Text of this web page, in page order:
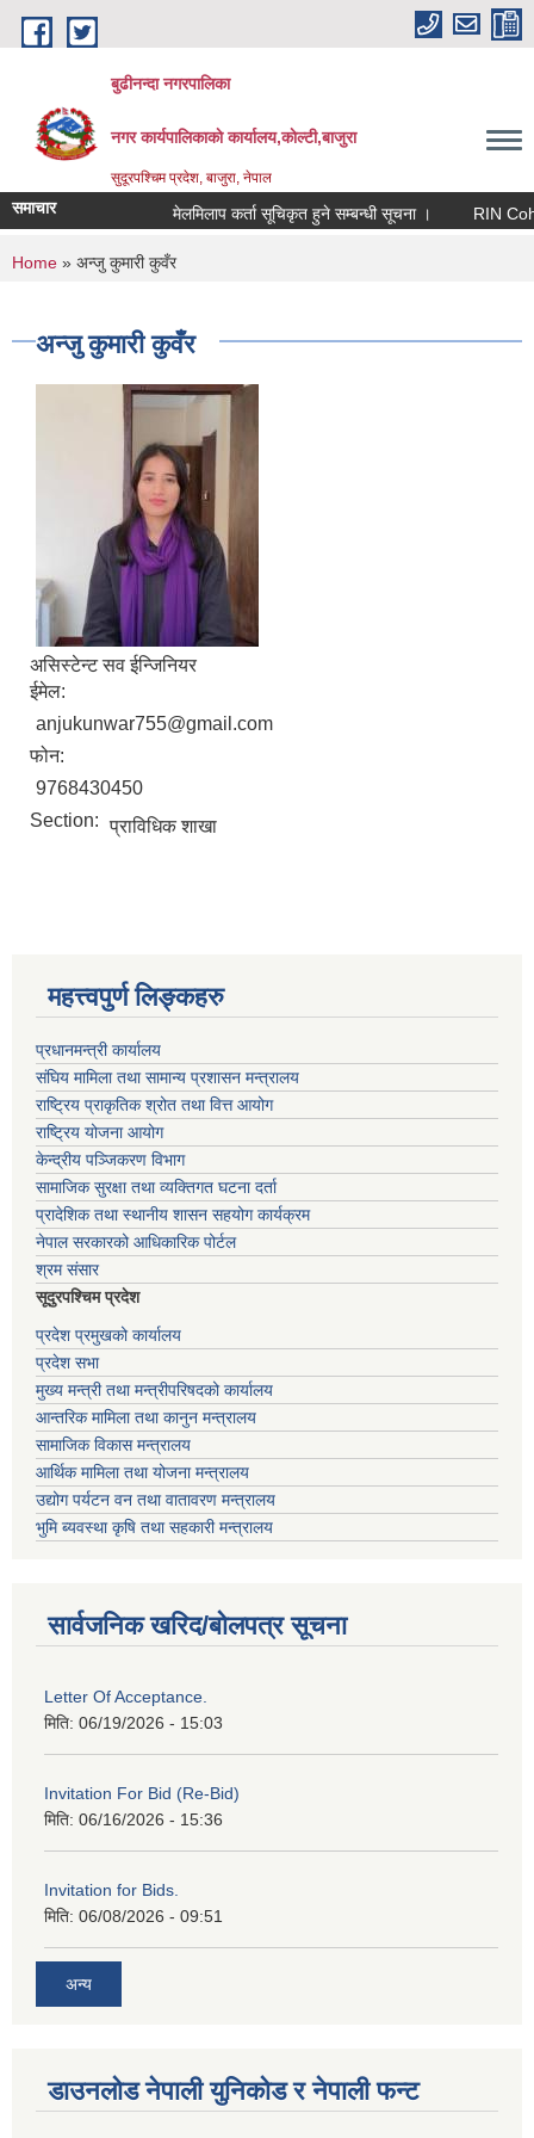
Skip to main content
बुढीनन्दा नगरपालिका
नगर कार्यपालिकाकाे कार्यालय,काेल्टी,बाजुरा
सुदूरपश्चिम प्रदेश, बाजुरा, नेपाल
समाचार मेलमिलाप कर्ता सूचिकृत हुने सम्बन्धी सूचना । RIN
You are here
Home » अन्जु कुमारी कुवँर
अन्जु कुमारी कुवँर
असिस्टेन्ट सव ईन्जिनियर
ईमेल:
anjukunwar755@gmail.com
फोन:
9768430450
Section: प्राविधिक शाखा
महत्त्वपुर्ण लिङ्कहरु
प्रधानमन्त्री कार्यालय
संघिय मामिला तथा सामान्य प्रशासन मन्त्रालय
राष्ट्रिय प्राकृतिक श्रोत तथा वित्त आयोग
राष्ट्रिय योजना आयोग
केन्द्रीय पञ्जिकरण विभाग
सामाजिक सुरक्षा तथा व्यक्तिगत घटना दर्ता
प्रादेशिक तथा स्थानीय शासन सहयोग कार्यक्रम
नेपाल सरकारको आधिकारिक पोर्टल
श्रम संसार
सूदुरपश्चिम प्रदेश
प्रदेश प्रमुखको कार्यालय
प्रदेश सभा
मुख्य मन्त्री तथा मन्त्रीपरिषदको कार्यालय
आन्तरिक मामिला तथा कानुन मन्त्रालय
सामाजिक विकास मन्त्रालय
आर्थिक मामिला तथा योजना मन्त्रालय
उद्योग पर्यटन वन तथा वातावरण मन्त्रालय
भुमि ब्यवस्था कृषि तथा सहकारी मन्त्रालय
सार्वजनिक खरिद/बोलपत्र सूचना
Letter Of Acceptance.
मिति: 06/19/2026 - 15:03
Invitation For Bid (Re-Bid)
मिति: 06/16/2026 - 15:36
Invitation for Bids.
मिति: 06/08/2026 - 09:51
अन्य
डाउनलोड नेपाली युनिकोड र नेपाली फन्ट